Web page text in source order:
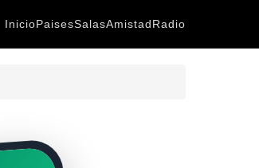
InicioPaisesSalasAmistadRadio